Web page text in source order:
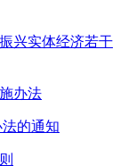
兴实体经济若干
办法
的通知